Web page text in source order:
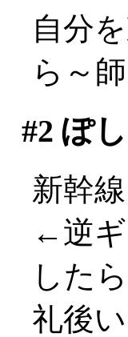
自分
ら～
#2 ぽ
新幹
←逆
した
礼後